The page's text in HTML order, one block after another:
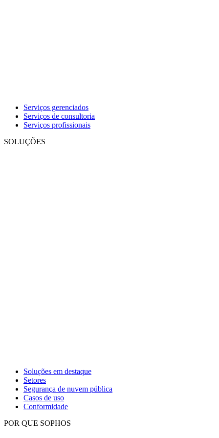
Serviços gerenciados
Serviços de consultoria
Serviços profissionais
SOLUÇÕES
Soluções em destaque
Setores
Segurança de nuvem pública
Casos de uso
Conformidade
POR QUE SOPHOS